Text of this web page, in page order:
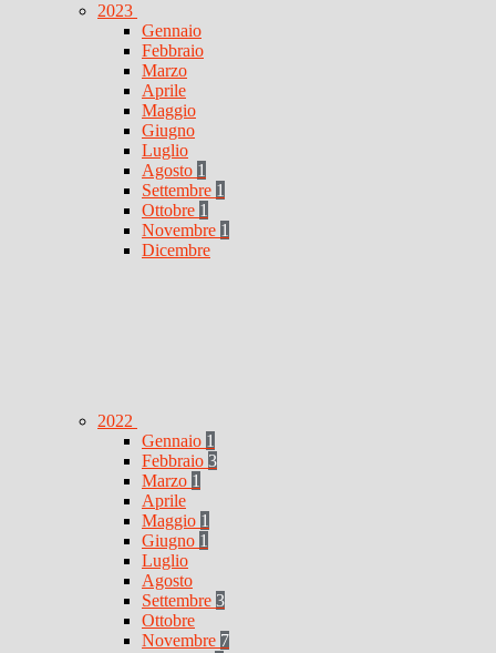
2023
Gennaio
Febbraio
Marzo
Aprile
Maggio
Giugno
Luglio
Agosto 1
Settembre 1
Ottobre 1
Novembre 1
Dicembre
2022
Gennaio 1
Febbraio 3
Marzo 1
Aprile
Maggio 1
Giugno 1
Luglio
Agosto
Settembre 3
Ottobre
Novembre 7